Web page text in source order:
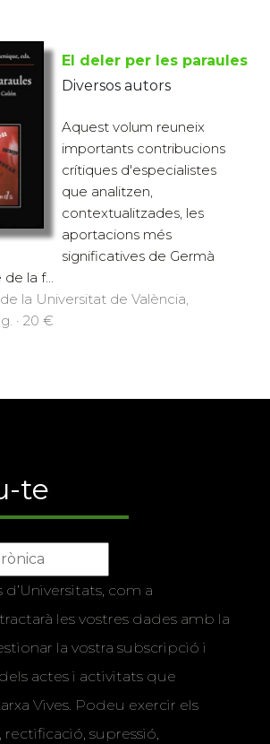
El deler per les paraules
Diversos autors
Aquest volum reuneix
importants contribucions
crítiques d'especialistes
que analitzen,
contextualitzades, les
aportacions més
significatives de Germà
la f...
la Universitat de València,
· 20 €
te
d’Universitats, com a
les vostres dades amb la
la vostra subscripció i
actes i activitats que
Vives. Podeu exercir els
rectificació, supressió,